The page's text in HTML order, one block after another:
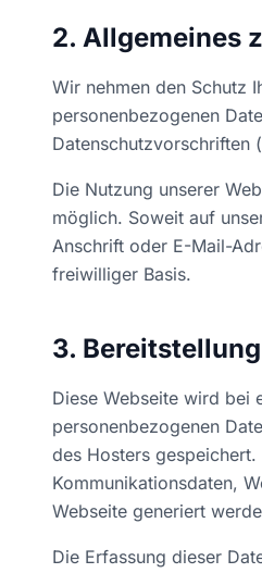
2. Allgemeines
Wir nehmen den Schutz
personenbezogenen
Datenschutzvorschriften
Die Nutzung unserer
möglich. Soweit auf
Anschrift oder E-Mail-
freiwilliger Basis.
3.
Diese Webseite wird bei
personenbezogenen
des Hosters
Kommunikationsdaten,
Webseite generiert
Die Erfassung dieser